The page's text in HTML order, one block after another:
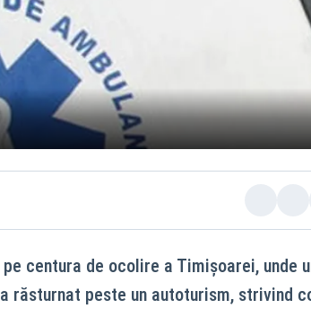
centura de ocolire a Timișoarei, unde
răsturnat peste un autoturism, strivind